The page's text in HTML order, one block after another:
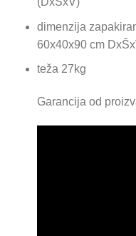
dimenzija
60х40х90 cm
teža 27kg
Garancija od